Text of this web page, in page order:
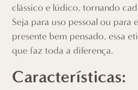
clássico e lúdico, tornando
Seja para uso pessoal ou para
presente bem pensado, essa
que faz toda a diferença.
Características: